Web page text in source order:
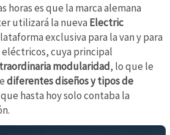
horas es que la marca alemana
utilizará la nueva Electric
exclusiva para la van y para
cuya principal
modularidad, lo que le
diferentes diseños y tipos de
hasta hoy solo contaba la